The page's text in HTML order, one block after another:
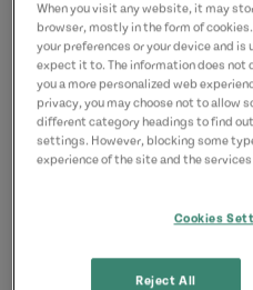
When you visit any website, it may
browser, mostly in the form of
your preferences or your device and
expect it to. The information does
you a more personalized web
privacy, you may choose not to allow
different category headings to find
settings. However, blocking some
experience of the site and the
Cookies
Reject All